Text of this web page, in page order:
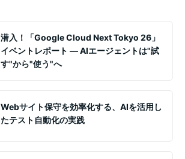
潜入！「Google Cloud Next Tokyo 26」
イベントレポート ― AIエージェントは"試
す"から"使う"へ
Webサイト保守を効率化する、AIを活用し
たテスト自動化の実践